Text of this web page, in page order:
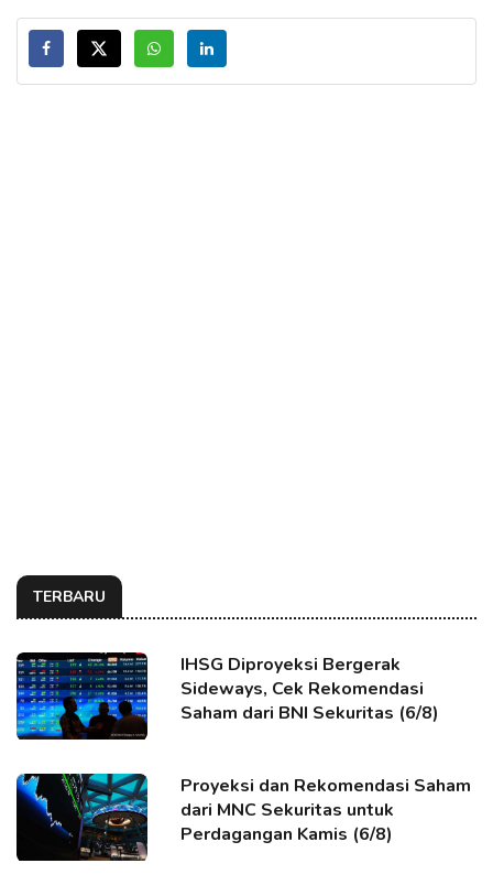
TERBARU
IHSG Diproyeksi Bergerak
Sideways, Cek Rekomendasi
Saham dari BNI Sekuritas (6/8)
Proyeksi dan Rekomendasi Saham
dari MNC Sekuritas untuk
Perdagangan Kamis (6/8)